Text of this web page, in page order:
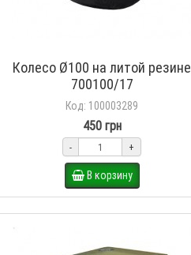
Ролик подвилочный 80х93 для
309 грн 260 грн
В корзину
Колесо Ø100 на литой резине
700100/17
Код: 100003289
450 грн
- +
В корзину